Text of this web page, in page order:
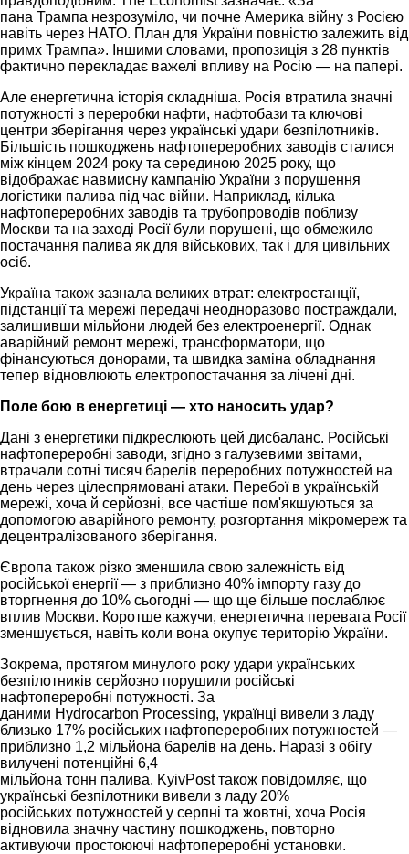
пана Трампа незрозуміло, чи почне Америка війну з Росією
навіть через НАТО. План для України повністю залежить від
примх Трампа». Іншими словами, пропозиція з 28 пунктів
фактично перекладає важелі впливу на Росію — на папері.
Але енергетична історія складніша. Росія втратила значні
потужності з переробки нафти, нафтобази та ключові
центри зберігання через українські удари безпілотників.
Більшість пошкоджень нафтопереробних заводів сталися
між кінцем 2024 року та серединою 2025 року, що
відображає навмисну кампанію України з порушення
логістики палива під час війни. Наприклад, кілька
нафтопереробних заводів та трубопроводів поблизу
Москви та на заході Росії були порушені, що обмежило
постачання палива як для військових, так і для цивільних
осіб.
Україна також зазнала великих втрат: електростанції,
підстанції та мережі передачі неодноразово постраждали,
залишивши мільйони людей без електроенергії. Однак
аварійний ремонт мережі, трансформатори, що
фінансуються донорами, та швидка заміна обладнання
тепер відновлюють електропостачання за лічені дні.
Поле бою в енергетиці — хто наносить удар?
Дані з енергетики підкреслюють цей дисбаланс. Російські
нафтопереробні заводи, згідно з галузевими звітами,
втрачали сотні тисяч барелів переробних потужностей на
день через цілеспрямовані атаки. Перебої в українській
мережі, хоча й серйозні, все частіше пом'якшуються за
допомогою аварійного ремонту, розгортання мікромереж та
децентралізованого зберігання.
Європа також різко зменшила свою залежність від
російської енергії — з приблизно 40% імпорту газу до
вторгнення до 10% сьогодні — що ще більше послаблює
вплив Москви. Коротше кажучи, енергетична перевага Росії
зменшується, навіть коли вона окупує територію України.
Зокрема, протягом минулого року удари українських
безпілотників серйозно порушили російські
нафтопереробні потужності. За
даними Hydrocarbon Processing, українці вивели з ладу
близько 17% російських нафтопереробних потужностей —
приблизно 1,2 мільйона барелів на день. Наразі з обігу
вилучені потенційні 6,4
мільйона тонн палива. KyivPost також повідомляє, що
українські безпілотники вивели з ладу 20%
російських потужностей у серпні та жовтні, хоча Росія
відновила значну частину пошкоджень, повторно
активуючи простоюючі нафтопереробні установки.